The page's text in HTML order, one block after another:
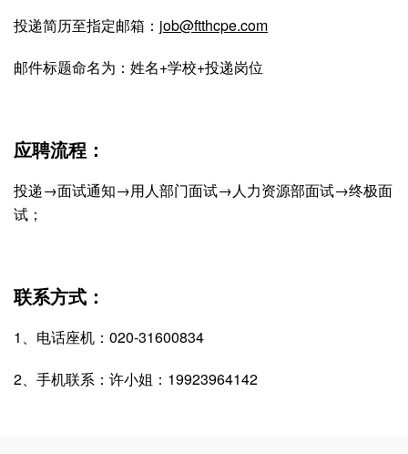
投递简历至指定邮箱： job@ftthcpe.com
邮件标题命名为：姓名+学校+投递岗位
应聘流程：
投递→面试通知→用人部门面试→人力资源部面试→终极面
试；
联系方式：
1、电话座机：020-31600834
2、手机联系：许小姐：19923964142